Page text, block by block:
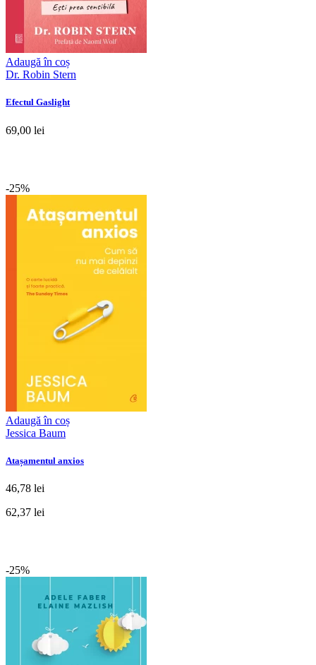
Adaugă în coș
Dr. Robin Stern
Efectul Gaslight
69,00 lei
-25%
Adaugă în coș
Jessica Baum
Atașamentul anxios
46,78 lei
62,37 lei
-25%